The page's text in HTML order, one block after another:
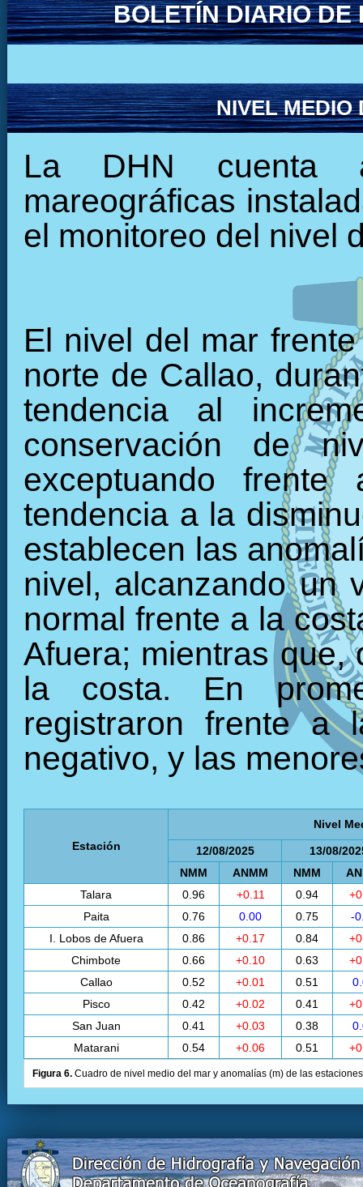
BOLETÍN DIARIO DE
NIVEL MEDIO
La DHN cuenta
mareográficas
el monitoreo del nivel
El nivel del mar
norte de Callao,
tendencia al
conservación de
exceptuando
tendencia a la
establecen las
nivel, alcanzando un
normal frente a la
Afuera; mientras
la costa. En
registraron frente a
negativo, y las
Estación
Nivel
12/08/2025
13/08/
NMM
ANMM NMM
Talara
0.96 +0.11 0.94
Paita
0.76 0.00 0.75
-
I. Lobos de Afuera
0.86 +0.17 0.84
Chimbote
0.66 +0.10 0.63
Callao
0.52 +0.01 0.51
Pisco
0.42 +0.02 0.41
San Juan
0.41 +0.03 0.38
Matarani
0.54 +0.06 0.51
Figura 6. Cuadro de nivel medio del mar y anomalías (m) de las